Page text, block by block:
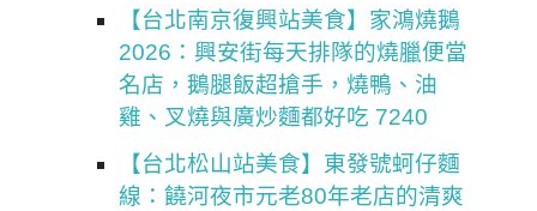
【台北南京復興站美食】家鴻燒鵝
2026：興安街每天排隊的燒臘便當
名店，鵝腿飯超搶手，燒鴨、油
雞、叉燒與廣炒麵都好吃 7240
【台北松山站美食】東發號蚵仔麵
線：饒河夜市元老80年老店的清爽